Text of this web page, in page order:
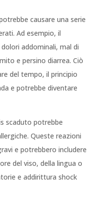
causare una serie
Ad esempio, il
addominali, mal di
e persino diarrea. Ciò
del tempo, il principio
e potrebbe diventare
scaduto potrebbe
Queste reazioni
e potrebbero includere
del viso, della lingua o
e addirittura shock